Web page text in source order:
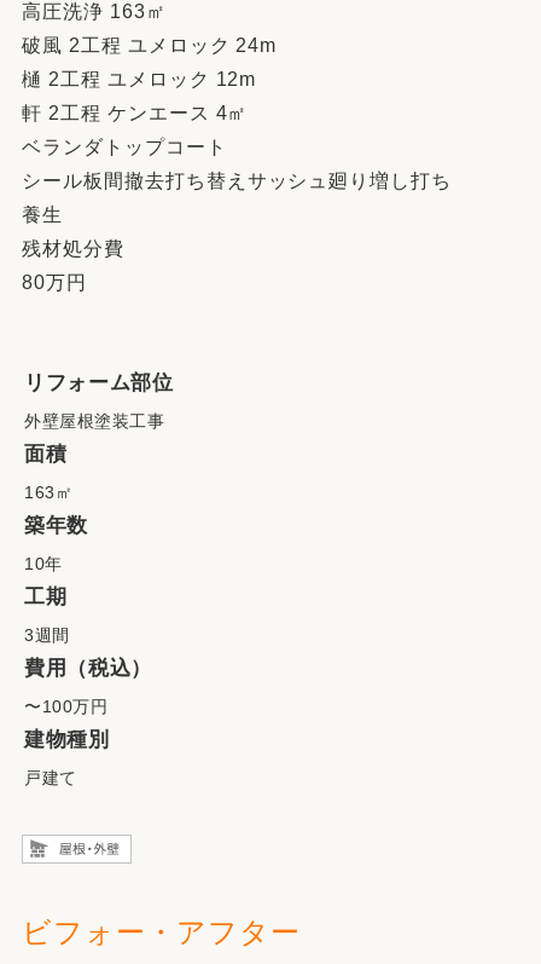
高圧洗浄 163㎡
破風 2工程 ユメロック 24m
樋 2工程 ユメロック 12m
軒 2工程 ケンエース 4㎡
ベランダトップコート
シール板間撤去打ち替えサッシュ廻り増し打ち
養生
残材処分費
80万円
リフォーム部位
外壁屋根塗装工事
面積
163㎡
築年数
10年
工期
3週間
費用（税込）
〜100万円
建物種別
戸建て
ビフォー・アフター